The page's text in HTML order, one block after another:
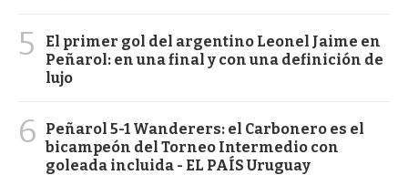
5
El primer gol del argentino Leonel Jaime en
Peñarol: en una final y con una definición de
lujo
6
Peñarol 5-1 Wanderers: el Carbonero es el
bicampeón del Torneo Intermedio con
goleada incluida - EL PAÍS Uruguay